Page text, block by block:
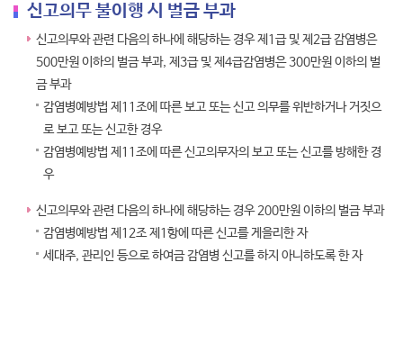
신고의무 불이행 시 벌금 부과
신고의무와 관련 다음의 하나에 해당하는 경우 제1급 및 제2급 감염병은
500만원 이하의 벌금 부과, 제3급 및 제4급감염병은 300만원 이하의 벌
금 부과
감염병예방법 제11조에 따른 보고 또는 신고 의무를 위반하거나 거짓으
로 보고 또는 신고한 경우
감염병예방법 제11조에 따른 신고의무자의 보고 또는 신고를 방해한 경
우
신고의무와 관련 다음의 하나에 해당하는 경우 200만원 이하의 벌금 부과
감염병예방법 제12조 제1항에 따른 신고를 게을리한 자
세대주, 관리인 등으로 하여금 감염병 신고를 하지 아니하도록 한 자